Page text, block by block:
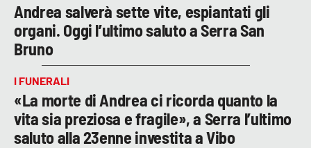
Andrea salverà sette vite, espiantati gli
organi. Oggi l’ultimo saluto a Serra San
Bruno
I FUNERALI
«La morte di Andrea ci ricorda quanto la
vita sia preziosa e fragile», a Serra l’ultimo
saluto alla 23enne investita a Vibo